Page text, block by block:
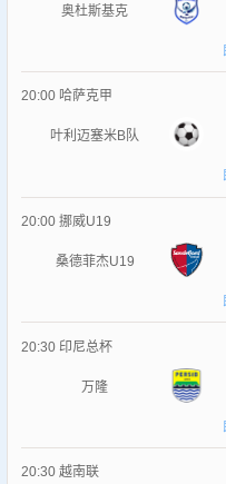
奥杜斯基克
20:00 哈萨克甲
叶利迈塞米B队
20:00 挪威U19
桑德菲杰U19
20:30 印尼总杯
万隆
20:30 越南联